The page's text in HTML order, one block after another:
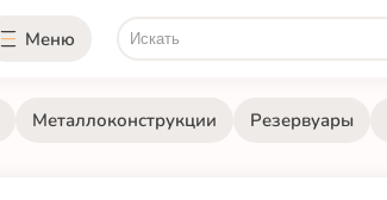
Меню
Металлоконструкции Резервуары